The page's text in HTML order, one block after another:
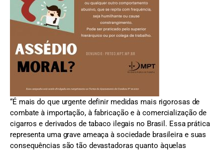
“É mais do que urgente definir medidas mais rigorosas de
combate à importação, à fabricação e à comercialização de
cigarros e derivados de tabaco ilegais no Brasil. Essa prática
representa uma grave ameaça à sociedade brasileira e suas
consequências são tão devastadoras quanto àquelas